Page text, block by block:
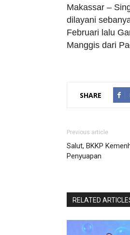
Makassar –
dilayani
Februari lalu
Manggis dari
SHARE
Previous article
Salut, BKKP
Penyuapan
RELATED